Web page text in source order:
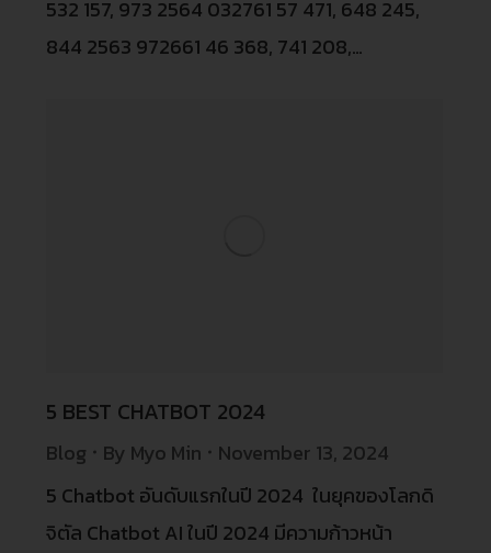
532 157, 973 2564 032761 57 471, 648 245,
844 2563 972661 46 368, 741 208,…
5 BEST CHATBOT 2024
Blog By Myo Min
November 13, 2024
5 Chatbot อันดับแรกในปี 2024 ในยุคของโลกดิ
จิตัล Chatbot AI ในปี 2024 มีความก้าวหน้า